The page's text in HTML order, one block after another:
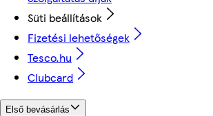
Süti beállítások
Fizetési lehetőségek
Tesco.hu
Clubcard
Első bevásárlás